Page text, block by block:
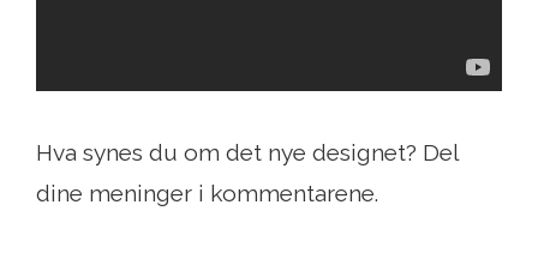
Hva synes du om det nye designet? Del
dine meninger i kommentarene.